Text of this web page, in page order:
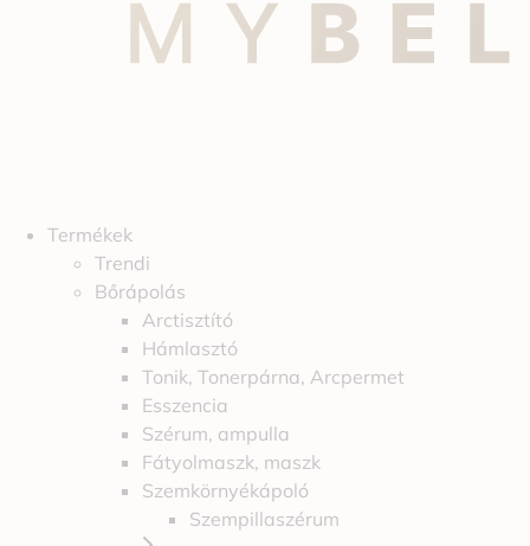
Termékek
Trendi
Bőrápolás
Arctisztító
Hámlasztó
Tonik, Tonerpárna, Arcpermet
Esszencia
Szérum, ampulla
Fátyolmaszk, maszk
Szemkörnyékápoló
Szempillaszérum